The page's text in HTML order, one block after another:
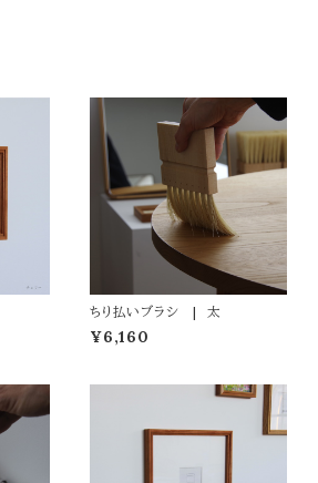
ちり払いブラシ | 太
¥6,160